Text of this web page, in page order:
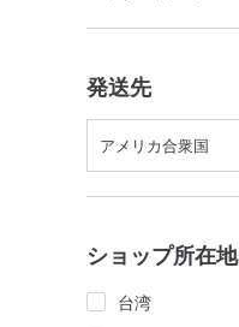
発送先
アメリカ合衆国
ショップ所在地
台湾